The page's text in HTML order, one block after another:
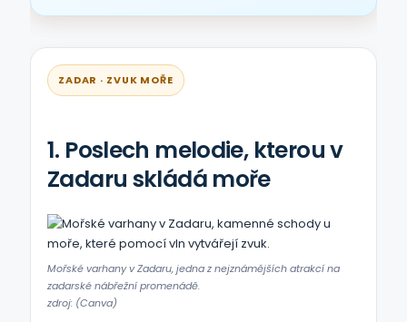
ZADAR · ZVUK MOŘE
1. Poslech melodie, kterou v
Zadaru skládá moře
Mořské varhany v Zadaru, jedna z nejznámějších atrakcí na
zadarské nábřežní promenádě.
zdroj: (Canva)